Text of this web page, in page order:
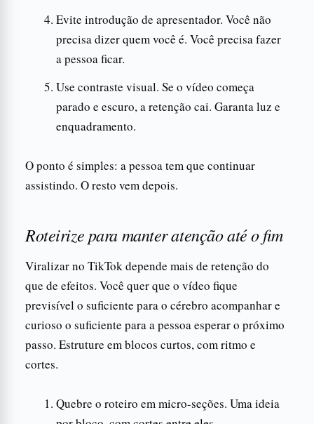
Evite introdução de apresentador. Você não
precisa dizer quem você é. Você precisa fazer
a pessoa ficar.
Use contraste visual. Se o vídeo começa
parado e escuro, a retenção cai. Garanta luz e
enquadramento.
O ponto é simples: a pessoa tem que continuar
assistindo. O resto vem depois.
Roteirize para manter atenção até o fim
Viralizar no TikTok depende mais de retenção do
que de efeitos. Você quer que o vídeo fique
previsível o suficiente para o cérebro acompanhar e
curioso o suficiente para a pessoa esperar o próximo
passo. Estruture em blocos curtos, com ritmo e
cortes.
Quebre o roteiro em micro-seções. Uma ideia